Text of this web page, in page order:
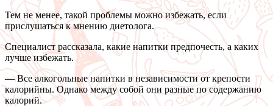
Тем не менее, такой проблемы можно избежать, если
прислушаться к мнению диетолога.
Специалист рассказала, какие напитки предпочесть, а каких
лучше избежать.
— Все алкогольные напитки в независимости от крепости
калорийны. Однако между собой они разные по содержанию
калорий.